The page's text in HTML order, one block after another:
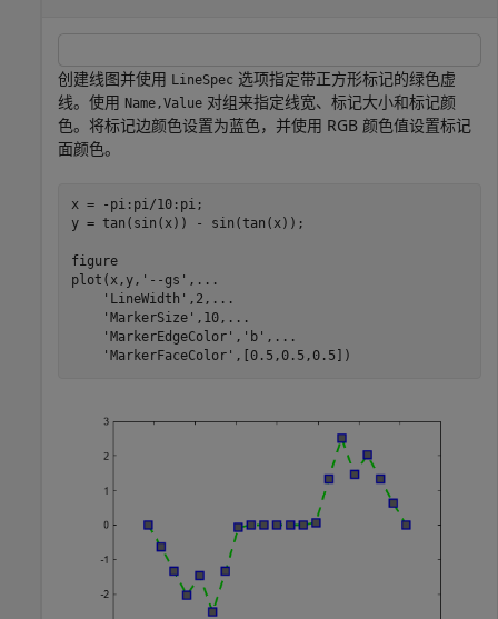
创建线图并使用 LineSpec 选项指定带正方形标记的绿色虚
线。使用 Name,Value 对组来指定线宽、标记大小和标记颜
色。将标记边颜色设置为蓝色，并使用 RGB 颜色值设置标记
面颜色。
x = -pi:pi/10:pi;
y = tan(sin(x)) - sin(tan(x));
figure
plot(x,y, '--gs' , ...
'LineWidth' ,2, ...
'MarkerSize' ,10, ...
'MarkerEdgeColor' , 'b' , ...
'MarkerFaceColor' ,[0.5,0.5,0.5])